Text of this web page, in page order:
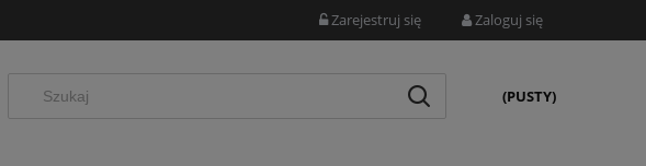
Zarejestruj się Zaloguj się
(PUSTY)